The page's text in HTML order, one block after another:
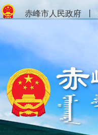
赤峰市人民政府